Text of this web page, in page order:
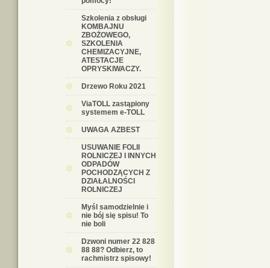
Szkolenia z obsługi
KOMBAJNU
ZBOŻOWEGO,
SZKOLENIA
CHEMIZACYJNE,
ATESTACJE
OPRYSKIWACZY.
Drzewo Roku 2021
ViaTOLL zastąpiony
systemem e-TOLL
UWAGA AZBEST
USUWANIE FOLII
ROLNICZEJ I INNYCH
ODPADÓW
POCHODZĄCYCH Z
DZIAŁALNOŚCI
ROLNICZEJ
Myśl samodzielnie i
nie bój się spisu! To
nie boli
Dzwoni numer 22 828
88 88? Odbierz, to
rachmistrz spisowy!